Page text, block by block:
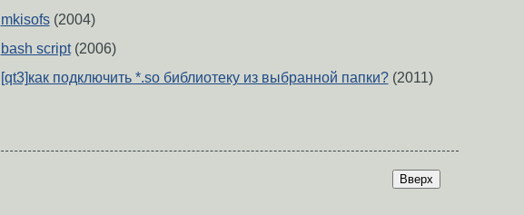
mkisofs(2004)
bash script(2006)
[qt3]как подключить *.so библиотеку из выбранной папки?(2011)
Вверх